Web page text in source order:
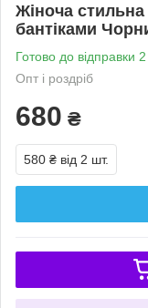
Жіноча
бантіками
Готово до відправки 2
Опт і роздріб
680 ₴
580 ₴ від 2 шт.